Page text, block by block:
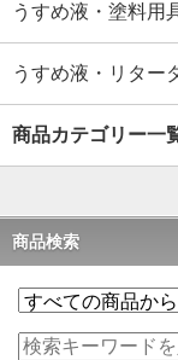
うすめ液・塗料用
うすめ液・リター
商品カテゴリー一
商品検索